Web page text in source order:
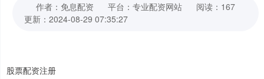
作者：免息配资 平台：专业配资网站
阅读：167
更新：2024-08-29 07:35:27
股票配资注册